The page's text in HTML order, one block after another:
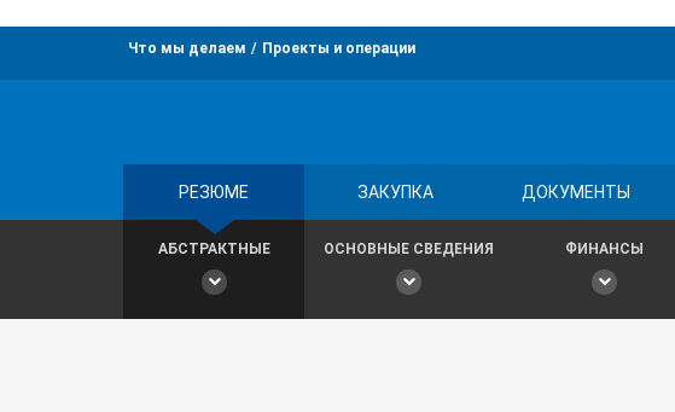
Что мы делаем Проекты и операции
РЕЗЮМЕ ЗАКУПКА ДОКУМЕНТЫ
АБСТРАКТНЫЕ ОСНОВНЫЕ СВЕДЕНИЯ ФИНАНСЫ